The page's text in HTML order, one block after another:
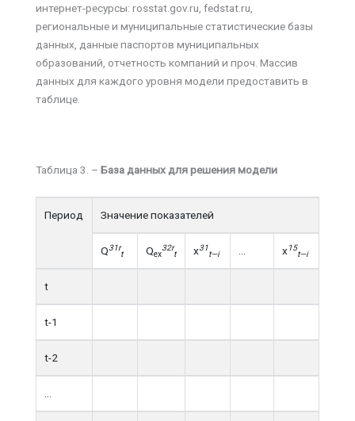
интернет-ресурсы: rosstat.gov.ru, fedstat.ru,
региональные и муниципальные статистические базы
данных, данные паспортов муниципальных
образований, отчетность компаний и проч. Массив
данных для каждого уровня модели предоставить в
таблице.
Таблица 3. – База данных для решения модели
Период Значение показателей
Q31r
t Qex
32r
t х31
t—i х15
t—i
t
t-1
t-2